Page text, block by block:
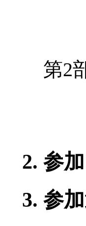
（
（
第2
（
（
参
参